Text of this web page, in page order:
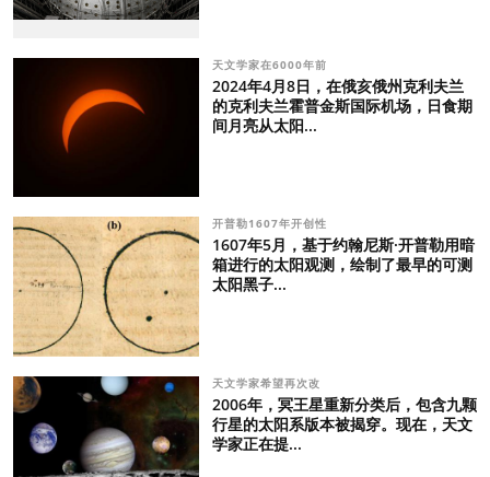
天文学家在6000年前
2024年4月8日，在俄亥俄州克利夫兰
的克利夫兰霍普金斯国际机场，日食期
间月亮从太阳...
开普勒1607年开创性
1607年5月，基于约翰尼斯·开普勒用暗
箱进行的太阳观测，绘制了最早的可测
太阳黑子...
天文学家希望再次改
2006年，冥王星重新分类后，包含九颗
行星的太阳系版本被揭穿。现在，天文
学家正在提...